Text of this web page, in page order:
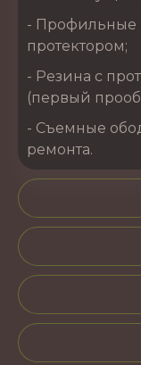
-
протектором;
- Резина с
(первый
- Съемные
ремонта.